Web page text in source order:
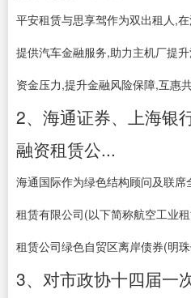
平安租赁与思享驾作为双出租人,
提供汽车金融服务,助力主机厂提
资金压力,提升金融风险保障,互惠
2、海通证券、上海银
融资租赁公...
海通国际作为绿色结构顾问及联
租赁有限公司(以下简称航空工业
租赁公司绿色自贸区离岸债券(明
3、对市政协十四届一